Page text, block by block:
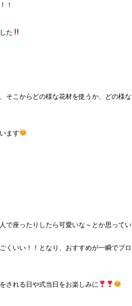
！
た
そこからどの様な花材を使うか、どの様な
ます
で座ったりしたら可愛いな～とか思ってい
くいい！！となり、おすすめが一瞬でプロ
される日や式当日をお楽しみに